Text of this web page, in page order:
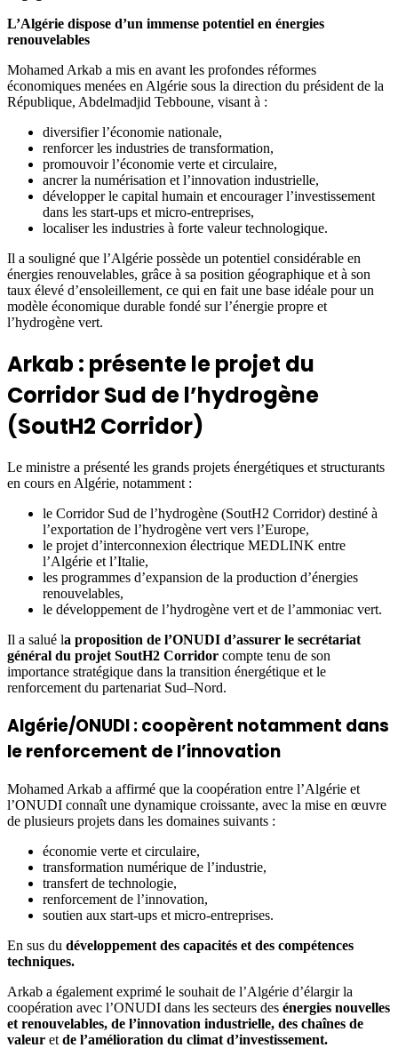
L’Algérie dispose d’un immense potentiel en énergies
renouvelables
Mohamed Arkab a mis en avant les profondes réformes
économiques menées en Algérie sous la direction du président de la
République, Abdelmadjid Tebboune, visant à :
diversifier l’économie nationale,
renforcer les industries de transformation,
promouvoir l’économie verte et circulaire,
ancrer la numérisation et l’innovation industrielle,
développer le capital humain et encourager l’investissement
dans les start-ups et micro-entreprises,
localiser les industries à forte valeur technologique.
Il a souligné que l’Algérie possède un potentiel considérable en
énergies renouvelables, grâce à sa position géographique et à son
taux élevé d’ensoleillement, ce qui en fait une base idéale pour un
modèle économique durable fondé sur l’énergie propre et
l’hydrogène vert.
Arkab : présente le projet du
Corridor Sud de l’hydrogène
(SoutH2 Corridor)
Le ministre a présenté les grands projets énergétiques et structurants
en cours en Algérie, notamment :
le Corridor Sud de l’hydrogène (SoutH2 Corridor) destiné à
l’exportation de l’hydrogène vert vers l’Europe,
le projet d’interconnexion électrique MEDLINK entre
l’Algérie et l’Italie,
les programmes d’expansion de la production d’énergies
renouvelables,
le développement de l’hydrogène vert et de l’ammoniac vert.
Il a salué la proposition de l’ONUDI d’assurer le secrétariat
général du projet SoutH2 Corridor compte tenu de son
importance stratégique dans la transition énergétique et le
renforcement du partenariat Sud–Nord.
Algérie/ONUDI : coopèrent notamment dans
le renforcement de l’innovation
Mohamed Arkab a affirmé que la coopération entre l’Algérie et
l’ONUDI connaît une dynamique croissante, avec la mise en œuvre
de plusieurs projets dans les domaines suivants :
économie verte et circulaire,
transformation numérique de l’industrie,
transfert de technologie,
renforcement de l’innovation,
soutien aux start-ups et micro-entreprises.
En sus du développement des capacités et des compétences
techniques.
Arkab a également exprimé le souhait de l’Algérie d’élargir la
coopération avec l’ONUDI dans les secteurs des énergies nouvelles
et renouvelables, de l’innovation industrielle, des chaînes de
valeur et de l’amélioration du climat d’investissement.